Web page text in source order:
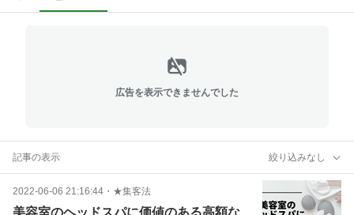
広告を表示できませんでした
記事の表示 絞り込みなし
2022-06-06 21:16:44 ・ ★集客法
美容室のヘッドスパに価値のある高額な